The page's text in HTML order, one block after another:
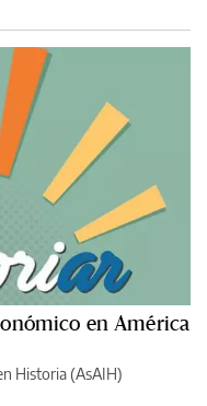
en América
Historia (AsAIH)